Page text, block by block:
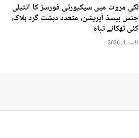
لکی مروت میں سیکیورٹی فورسز کا انٹیلی
جنس بیسڈ آپریشن، متعدد دہشت گرد ہلاک،
کئی ٹھکانے تباہ
اگست 4, 2026